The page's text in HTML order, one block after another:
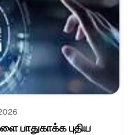
பாதுகாக்க புதிய